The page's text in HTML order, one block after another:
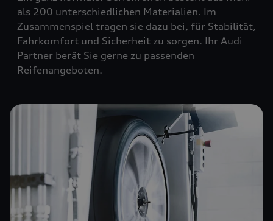
als 200 unterschiedlichen Materialien. Im
Zusammenspiel tragen sie dazu bei, für Stabilität,
Fahrkomfort und Sicherheit zu sorgen. Ihr Audi
Partner berät Sie gerne zu passenden
Reifenangeboten.